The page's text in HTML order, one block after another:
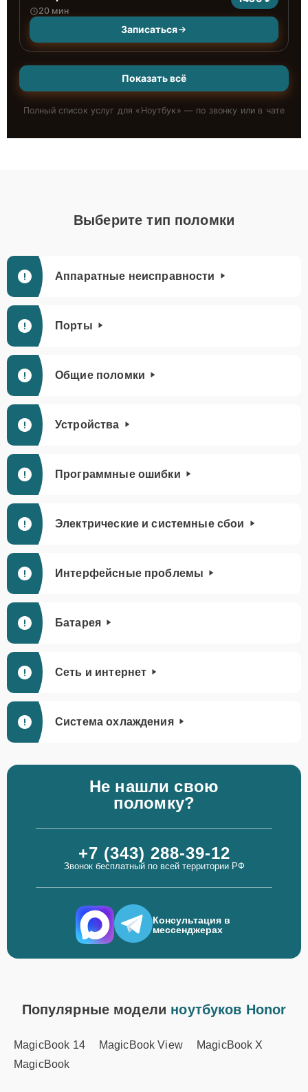
20 мин
Записаться
Показать всё
Полный список услуг для « Ноутбук » — по звонку или в чате
Выберите тип поломки
Аппаратные неисправности
Порты
Общие поломки
Устройства
Программные ошибки
Электрические и системные сбои
Интерфейсные проблемы
Батарея
Сеть и интернет
Система охлаждения
Не нашли свою
поломку?
+7 (343) 288-39-12
Звонок бесплатный по всей территории РФ
Консультация в
мессенджерах
Популярные модели ноутбуков Honor
MagicBook 14 MagicBook View
MagicBook X
MagicBook